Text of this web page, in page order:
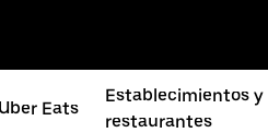
Uber Eats
Establecimientos y
restaurantes